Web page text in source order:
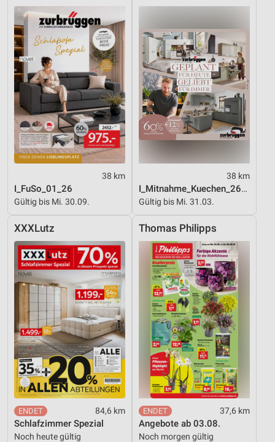
38 km
I_FuSo_01_26
Gültig bis Mi. 30.09.
38 km
I_Mitnahme_Kuechen_26_ES
Gültig bis Mi. 31.03.
XXXLutz
84,6 km
Schlafzimmer Spezial
Noch heute gültig
Thomas Philipps
37,6 km
Angebote ab 03.08.
Noch morgen gültig